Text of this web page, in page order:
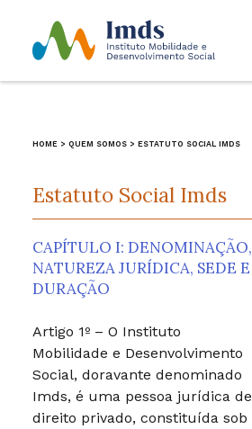
HOME > QUEM SOMOS > ESTATUTO SOCIAL IMDS
Estatuto Social Imds
CAPÍTULO I: DENOMINAÇÃO,
NATUREZA JURÍDICA, SEDE E
DURAÇÃO
Artigo 1º – O Instituto
Mobilidade e Desenvolvimento
Social, doravante denominado
Imds, é uma pessoa jurídica de
direito privado, constituída sob